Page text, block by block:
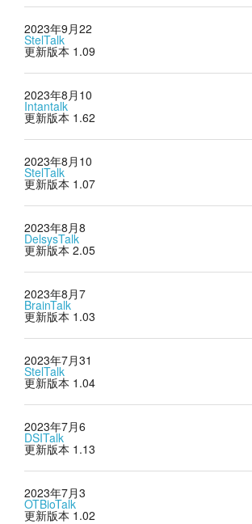
2023年9月22
StelTalk
更新版本 1.09
2023年8月10
Intantalk
更新版本 1.62
2023年8月10
StelTalk
更新版本 1.07
2023年8月8
DelsysTalk
更新版本 2.05
2023年8月7
BrainTalk
更新版本 1.03
2023年7月31
StelTalk
更新版本 1.04
2023年7月6
DSITalk
更新版本 1.13
2023年7月3
OTBioTalk
更新版本 1.02